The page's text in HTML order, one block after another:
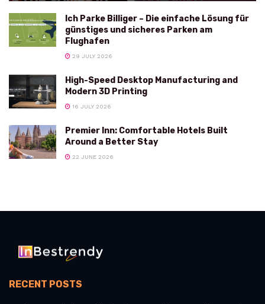
Ich Parke Billiger – Die einfache Lösung für
günstiges und sicheres Parken am
Flughafen
29 JULY 2026
High-Speed Desktop Manufacturing and
Modern 3D Printing
16 JULY 2026
Premier Inn: Comfortable Hotels Built
Around a Better Stay
22 JUNE 2026
RECENT POSTS